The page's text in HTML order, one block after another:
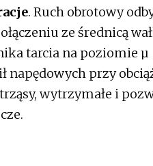
. Ruch obrotowy
ze średnicą
tarcia na poziomie µ
przy
wytrzymałe i